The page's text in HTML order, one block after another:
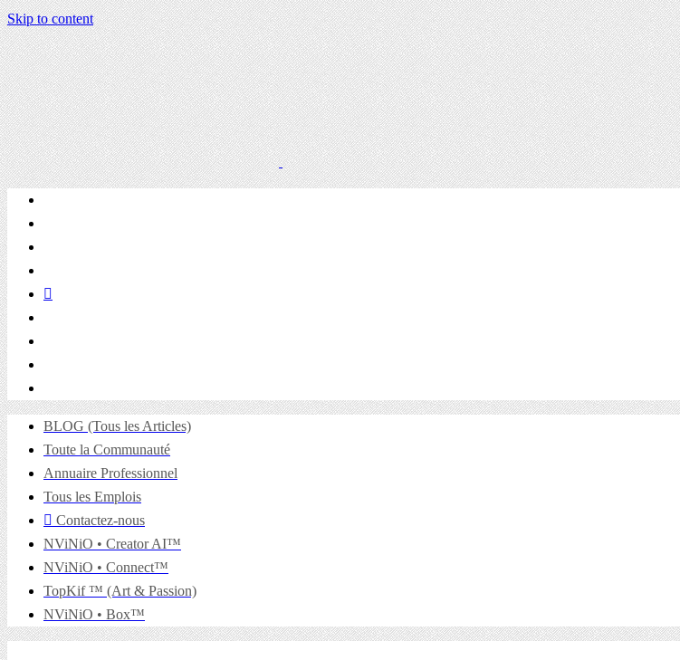
Skip to content
BLOG (Tous les Articles)
Toute la Communauté
Annuaire Professionnel
Tous les Emplois
Contactez-nous
NViNiO • Creator AI™
NViNiO • Connect™
TopKif ™ (Art & Passion)
NViNiO • Box™